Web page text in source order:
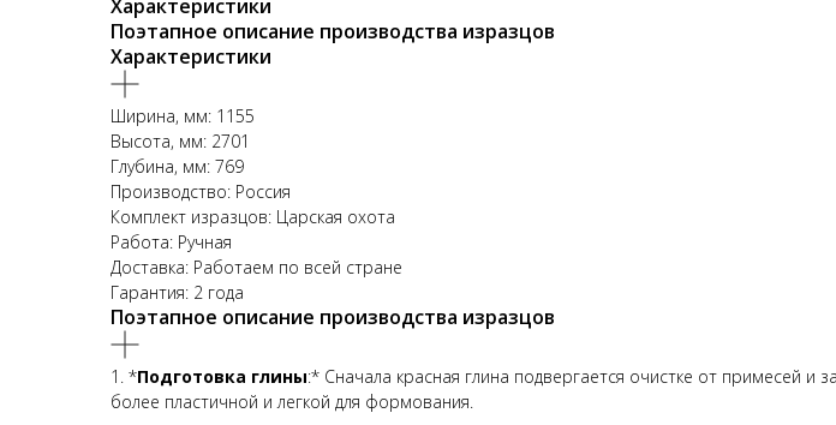
Характеристики
Поэтапное описание производства изразцов
Характеристики
Ширина, мм: 1155
Высота, мм: 2701
Глубина, мм: 769
Производство: Россия
Комплект изразцов: Царская охота
Работа: Ручная
Доставка: Работаем по всей стране
Гарантия: 2 года
Поэтапное описание производства изразцов
1. *Подготовка глины:* Сначала красная глина подвергается очистке от примесей и
более пластичной и легкой для формования.